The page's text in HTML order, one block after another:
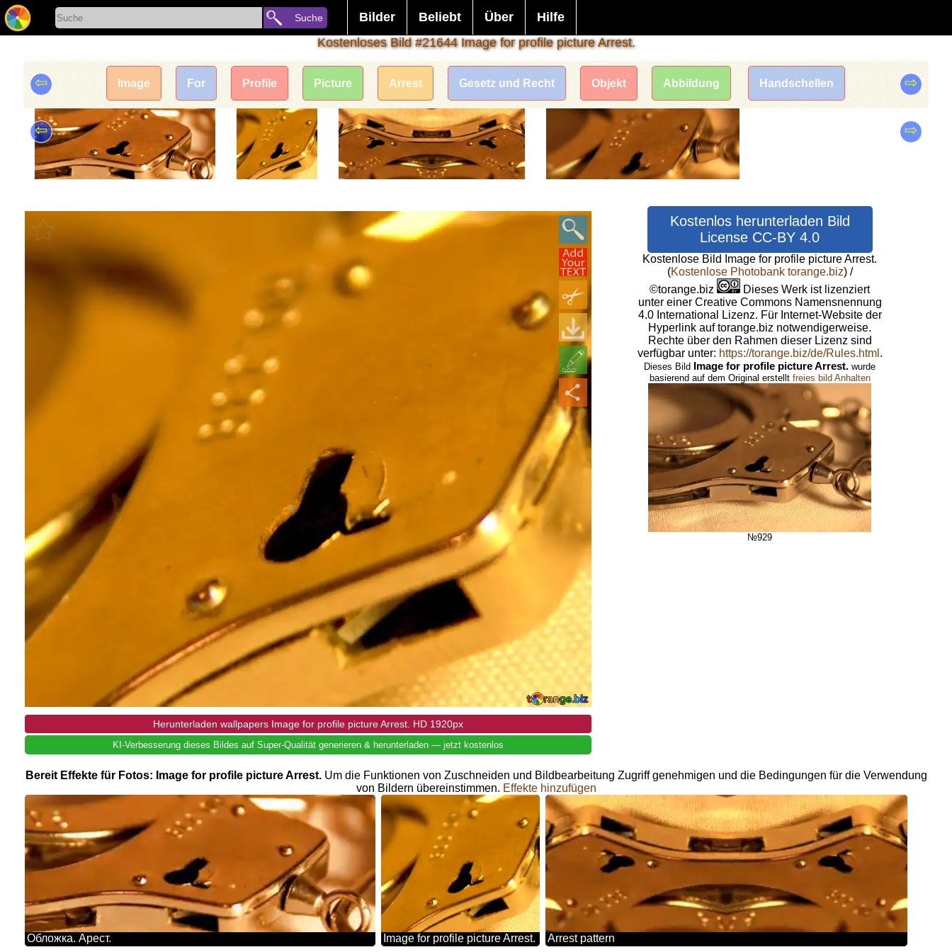
Suche Bilder Beliebt Über
Hilfe
Kostenloses Bild #21644 Image for profile picture Arrest.
Image For Profile Picture Arrest Gesetz und Recht Objekt Abbildung Handschellen
⇦ ⇨
⇦ ⇨
Herunterladen wallpapers Image for profile picture Arrest. HD 1920px
KI-Verbesserung dieses Bildes auf Super-Qualität generieren & herunterladen — jetzt kostenlos
Kostenlos herunterladen Bild
License CC-BY 4.0
Kostenlose Bild Image for profile picture Arrest.
(Kostenlose Photobank torange.biz) /
©torange.biz
Dieses Werk ist lizenziert
unter einer Creative Commons Namensnennung
4.0 International Lizenz. Für Internet-Website der
Hyperlink auf torange.biz notwendigerweise.
Rechte über den Rahmen dieser Lizenz sind
verfügbar unter: https://torange.biz/de/Rules.html .
Dieses Bild Image for profile picture Arrest. wurde
basierend auf dem Original erstellt freies bild Anhalten
№929
Bereit Effekte für Fotos: Image for profile picture Arrest. Um die Funktionen von Zuschneiden und Bildbearbeitung Zugriff genehmigen und die Bedingungen für die Verwendung
von Bildern übereinstimmen. Effekte hinzufügen
Обложка. Арест. Image for profile picture Arrest. Arrest pattern